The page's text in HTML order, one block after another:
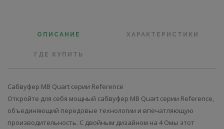
ОПИСАНИЕ ХАРАКТЕРИСТИКИ
ГДЕ КУПИТЬ
Сабвуфер MB Quart серии Reference
Откройте для себя мощный сабвуфер MB Quart серии Reference,
объединяющий передовые технологии и впечатляющую
производительность. С двойным дизайном на 4 Омы этот